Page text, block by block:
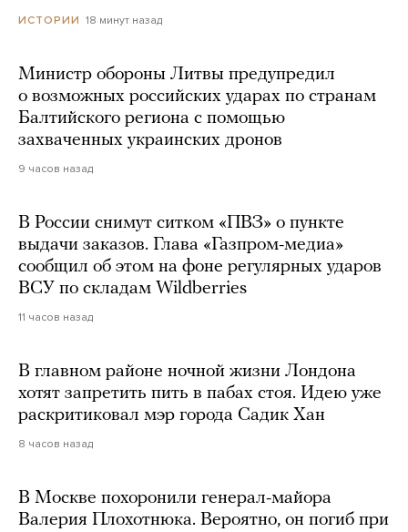
ИСТОРИИ 18 минут назад
Министр обороны Литвы предупредил
о возможных российских ударах по странам
Балтийского региона с помощью
захваченных украинских дронов
9 часов назад
В России снимут ситком «ПВЗ» о пункте
выдачи заказов. Глава «Газпром-медиа»
сообщил об этом на фоне регулярных ударов
ВСУ по складам Wildberries
11 часов назад
В главном районе ночной жизни Лондона
хотят запретить пить в пабах стоя. Идею уже
раскритиковал мэр города Садик Хан
8 часов назад
В Москве похоронили генерал-майора
Валерия Плохотнюка. Вероятно, он погиб при